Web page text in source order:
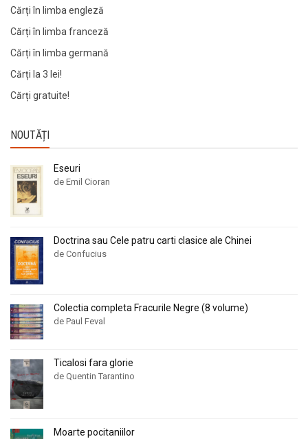
Cărți în limba engleză
Cărți în limba franceză
Cărți în limba germană
Cărți la 3 lei!
Cărți gratuite!
NOUTĂȚI
Eseuri
de Emil Cioran
Doctrina sau Cele patru carti clasice ale Chinei
de Confucius
Colectia completa Fracurile Negre (8 volume)
de Paul Feval
Ticalosi fara glorie
de Quentin Tarantino
Moarte pocitaniilor